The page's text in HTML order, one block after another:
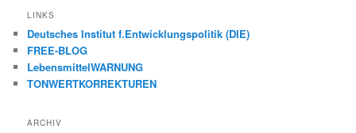
LINKS
Deutsches Institut f.Entwicklungspolitik (DIE)
FREE-BLOG
LebensmittelWARNUNG
TONWERTKORREKTUREN
ARCHIV